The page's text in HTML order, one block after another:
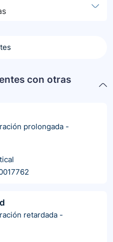
con otras
prolongada -
retardada -